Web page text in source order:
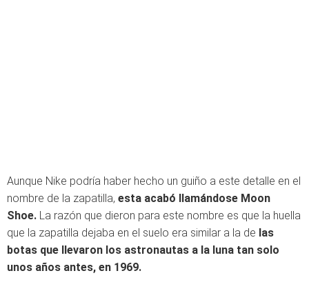
Aunque Nike podría haber hecho un guiño a este detalle en el
nombre de la zapatilla, esta acabó llamándose Moon
Shoe. La razón que dieron para este nombre es que la huella
que la zapatilla dejaba en el suelo era similar a la de las
botas que llevaron los astronautas a la luna tan solo
unos años antes, en 1969.